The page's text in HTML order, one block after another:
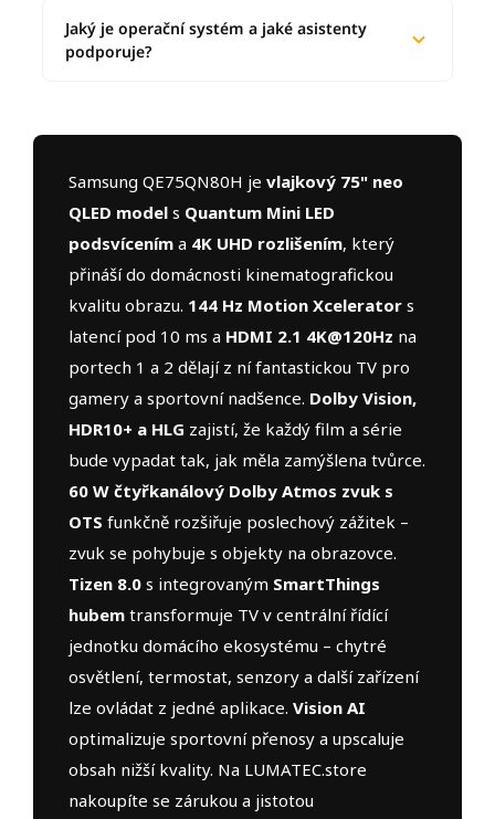
Jaký je operační systém a jaké asistenty
podporuje?
Samsung QE75QN80H je vlajkový 75" neo
QLED model s Quantum Mini LED
podsvícením a 4K UHD rozlišením, který
přináší do domácnosti kinematografickou
kvalitu obrazu. 144 Hz Motion Xcelerator s
latencí pod 10 ms a HDMI 2.1 4K@120Hz na
portech 1 a 2 dělají z ní fantastickou TV pro
gamery a sportovní nadšence. Dolby Vision,
HDR10+ a HLG zajistí, že každý film a série
bude vypadat tak, jak měla zamýšlena tvůrce.
60 W čtyřkanálový Dolby Atmos zvuk s
OTS funkčně rozšiřuje poslechový zážitek –
zvuk se pohybuje s objekty na obrazovce.
Tizen 8.0 s integrovaným SmartThings
hubem transformuje TV v centrální řídící
jednotku domácího ekosystému – chytré
osvětlení, termostat, senzory a další zařízení
lze ovládat z jedné aplikace. Vision AI
optimalizuje sportovní přenosy a upscaluje
obsah nižší kvality. Na LUMATEC.store
nakoupíte se zárukou a jistotou